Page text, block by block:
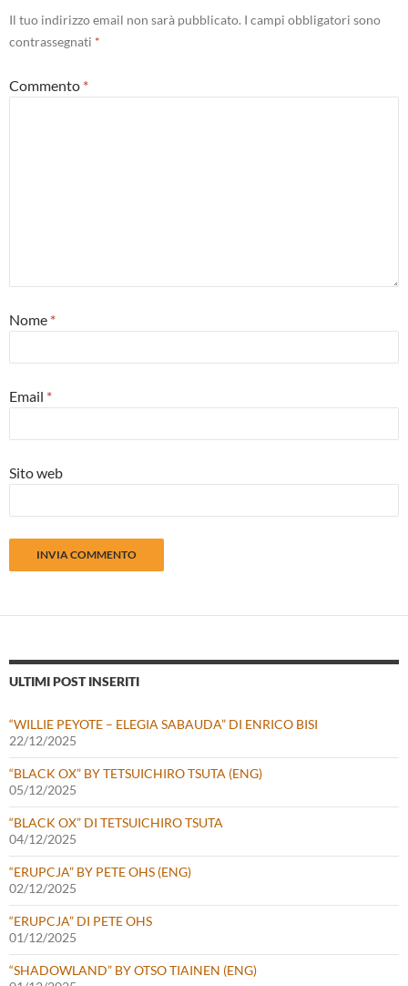
Il tuo indirizzo email non sarà pubblicato. I campi obbligatori sono
contrassegnati *
Commento *
Nome *
Email *
Sito web
ULTIMI POST INSERITI
“WILLIE PEYOTE – ELEGIA SABAUDA” DI ENRICO BISI
22/12/2025
“BLACK OX” BY TETSUICHIRO TSUTA (ENG)
05/12/2025
“BLACK OX” DI TETSUICHIRO TSUTA
04/12/2025
“ERUPCJA” BY PETE OHS (ENG)
02/12/2025
“ERUPCJA” DI PETE OHS
01/12/2025
“SHADOWLAND” BY OTSO TIAINEN (ENG)